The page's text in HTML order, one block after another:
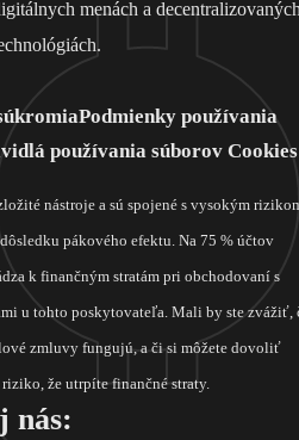
menách a
Podmienky používania
používania súborov Cookies
nástroje a sú spojené s vysokým
pákového efektu. Na 75 % účtov
k finančným stratám pri obchodovaní s
u tohto poskytovateľa. Mali by ste zvážiť,
zmluvy fungujú, a či si môžete dovoliť
že utrpíte finančné straty.
nás: